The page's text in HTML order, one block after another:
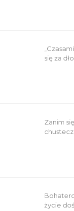
się za
Zanim
życie